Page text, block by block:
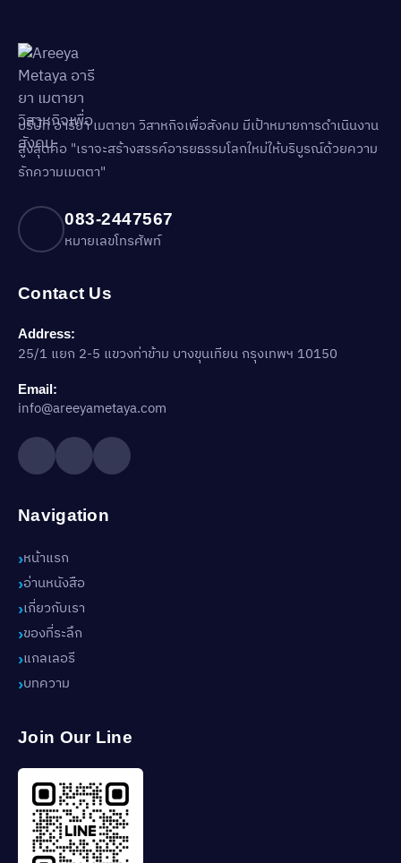
บริษัท อารียา เมตายา วิสาหกิจเพื่อสังคม มีเป้าหมายการดำเนินงาน
สูงสุดคือ "เราจะสร้างสรรค์อารยธรรมโลกใหม่ให้บริบูรณ์ด้วยความ
รักความเมตตา"
083-2447567
หมายเลขโทรศัพท์
Contact Us
Address:
25/1 แยก 2-5 แขวงท่าข้าม บางขุนเทียน กรุงเทพฯ 10150
Email:
info@areeyametaya.com
Navigation
หน้าแรก
อ่านหนังสือ
เกี่ยวกับเรา
ของที่ระลึก
แกลเลอรี
บทความ
Join Our Line